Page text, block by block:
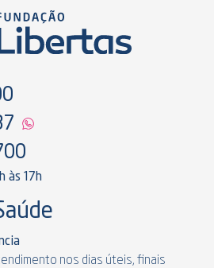
às 17h
nos dias úteis, finais